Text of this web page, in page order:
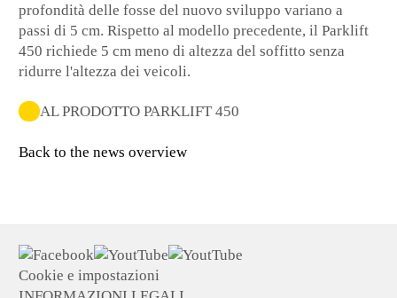
profondità delle fosse del nuovo sviluppo variano a
passi di 5 cm. Rispetto al modello precedente, il Parklift
450 richiede 5 cm meno di altezza del soffitto senza
ridurre l'altezza dei veicoli.
AL PRODOTTO PARKLIFT 450
Back to the news overview
Cookie e impostazioni